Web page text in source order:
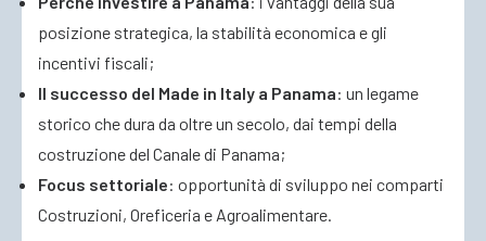
posizione strategica, la stabilità economica e gli
incentivi fiscali;
Il successo del Made in Italy a Panama: un legame
storico che dura da oltre un secolo, dai tempi della
costruzione del Canale di Panama;
Focus settoriale: opportunità di sviluppo nei comparti
Costruzioni, Oreficeria e Agroalimentare.